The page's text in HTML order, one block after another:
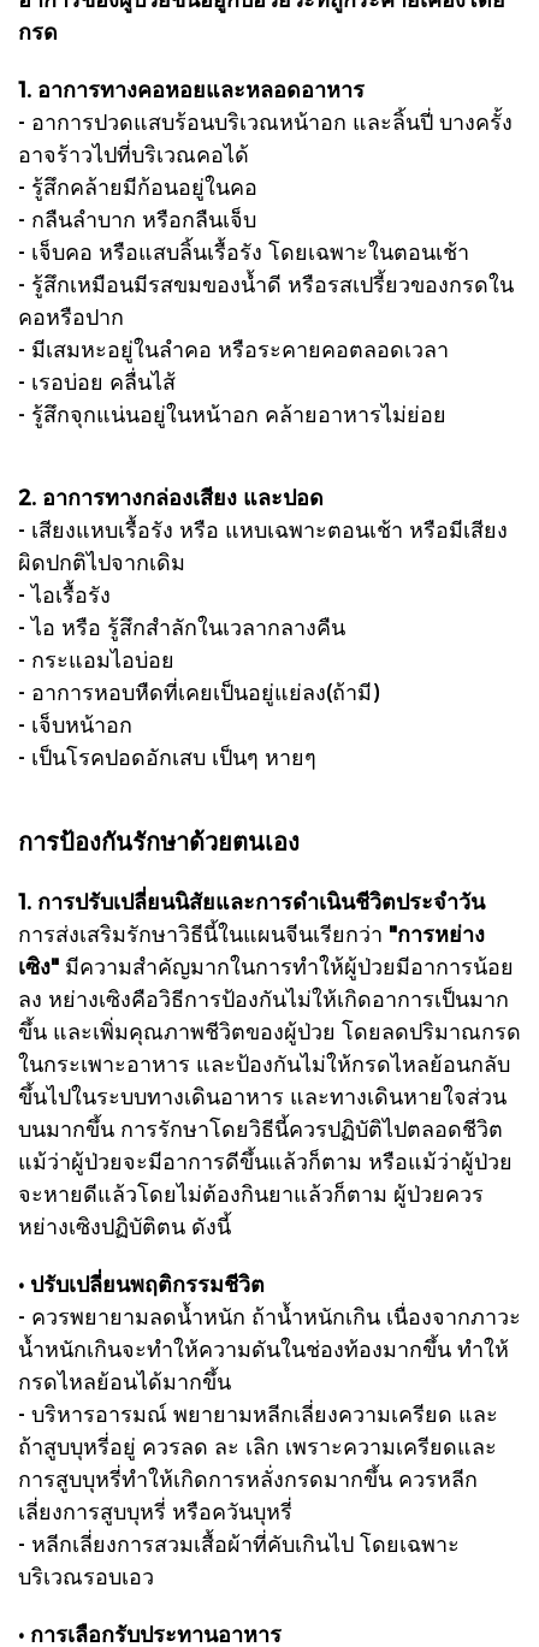
กรด
1. อาการทางคอหอยและหลอดอาหาร
- อาการปวดแสบร้อนบริเวณหน้าอก และลิ้นปี่ บางครั้ง
อาจร้าวไปที่บริเวณคอได้
- รู้สึกคล้ายมีก้อนอยู่ในคอ
- กลืนลำบาก หรือกลืนเจ็บ
- เจ็บคอ หรือแสบลิ้นเรื้อรัง โดยเฉพาะในตอนเช้า
- รู้สึกเหมือนมีรสขมของน้ำดี หรือรสเปรี้ยวของกรดใน
คอหรือปาก
- มีเสมหะอยู่ในลำคอ หรือระคายคอตลอดเวลา
- เรอบ่อย คลื่นไส้
- รู้สึกจุกแน่นอยู่ในหน้าอก คล้ายอาหารไม่ย่อย
2. อาการทางกล่องเสียง และปอด
- เสียงแหบเรื้อรัง หรือ แหบเฉพาะตอนเช้า หรือมีเสียง
ผิดปกติไปจากเดิม
- ไอเรื้อรัง
- ไอ หรือ รู้สึกสำลักในเวลากลางคืน
- กระแอมไอบ่อย
- อาการหอบหืดที่เคยเป็นอยู่แย่ลง(ถ้ามี)
- เจ็บหน้าอก
- เป็นโรคปอดอักเสบ เป็นๆ หายๆ
การป้องกันรักษาด้วยตนเอง
1. การปรับเปลี่ยนนิสัยและการดำเนินชีวิตประจำวัน
การส่งเสริมรักษาวิธีนี้ในแผนจีนเรียกว่า "การหย่าง
เซิง" มีความสำคัญมากในการทำให้ผู้ป่วยมีอาการน้อย
ลง หย่างเซิงคือวิธีการป้องกันไม่ให้เกิดอาการเป็นมาก
ขึ้น และเพิ่มคุณภาพชีวิตของผู้ป่วย โดยลดปริมาณกรด
ในกระเพาะอาหาร และป้องกันไม่ให้กรดไหลย้อนกลับ
ขึ้นไปในระบบทางเดินอาหาร และทางเดินหายใจส่วน
บนมากขึ้น การรักษาโดยวิธีนี้ควรปฏิบัติไปตลอดชีวิต
แม้ว่าผู้ป่วยจะมีอาการดีขึ้นแล้วก็ตาม หรือแม้ว่าผู้ป่วย
จะหายดีแล้วโดยไม่ต้องกินยาแล้วก็ตาม ผู้ป่วยควร
หย่างเซิงปฏิบัติตน ดังนี้
• ปรับเปลี่ยนพฤติกรรมชีวิต
- ควรพยายามลดน้ำหนัก ถ้าน้ำหนักเกิน เนื่องจากภาวะ
น้ำหนักเกินจะทำให้ความดันในช่องท้องมากขึ้น ทำให้
กรดไหลย้อนได้มากขึ้น
- บริหารอารมณ์ พยายามหลีกเลี่ยงความเครียด และ
ถ้าสูบบุหรี่อยู่ ควรลด ละ เลิก เพราะความเครียดและ
การสูบบุหรี่ทำให้เกิดการหลั่งกรดมากขึ้น ควรหลีก
เลี่ยงการสูบบุหรี่ หรือควันบุหรี่
- หลีกเลี่ยงการสวมเสื้อผ้าที่คับเกินไป โดยเฉพาะ
บริเวณรอบเอว
• การเลือกรับประทานอาหาร